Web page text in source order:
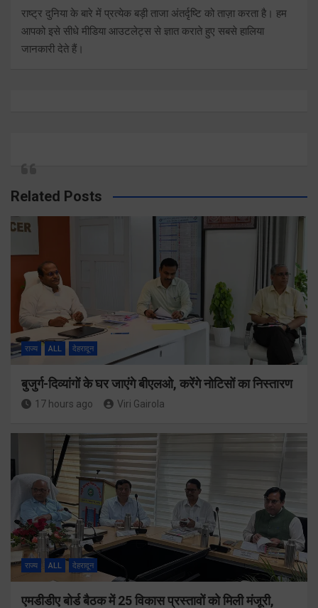
राष्ट्र दुनिया के बारे में प्रत्येक बड़ी ताजा अंतर्दृष्टि को ताज़ा करता है। हम
आपको इसे सीधे मीडिया आउटलेट्स से ज्ञात कराते हुए सबसे हालिया
जानकारी देते हैं।
Related Posts
राज्य ALL देहरादून
बुजुर्ग-दिव्यांगों के घर जाएंगे बीएलओ, करेंगे नोटिसों का निस्तारण
17 hours ago Viri Gairola
राज्य ALL देहरादून
एमडीडीए बोर्ड बैठक में 25 विकास प्रस्तावों को मिली मंजूरी,